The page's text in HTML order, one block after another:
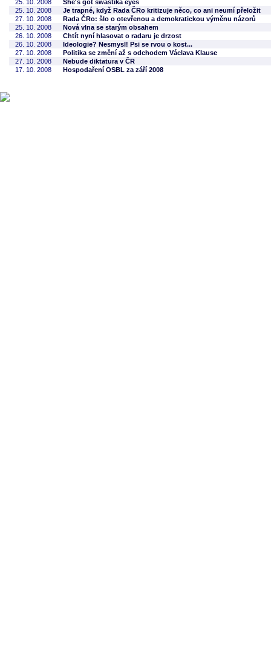
25. 10. 2008
She's got swastika eyes
25. 10. 2008
Je trapné, když Rada ČRo kritizuje něco, co ani neumí přeložit
27. 10. 2008
Rada ČRo: šlo o otevřenou a demokratickou výměnu názorů
25. 10. 2008
Nová vlna se starým obsahem
26. 10. 2008
Chtít nyní hlasovat o radaru je drzost
26. 10. 2008
Ideologie? Nesmysl! Psi se rvou o kost...
27. 10. 2008
Politika se změní až s odchodem Václava Klause
27. 10. 2008
Nebude diktatura v ČR
17. 10. 2008
Hospodaření OSBL za září 2008